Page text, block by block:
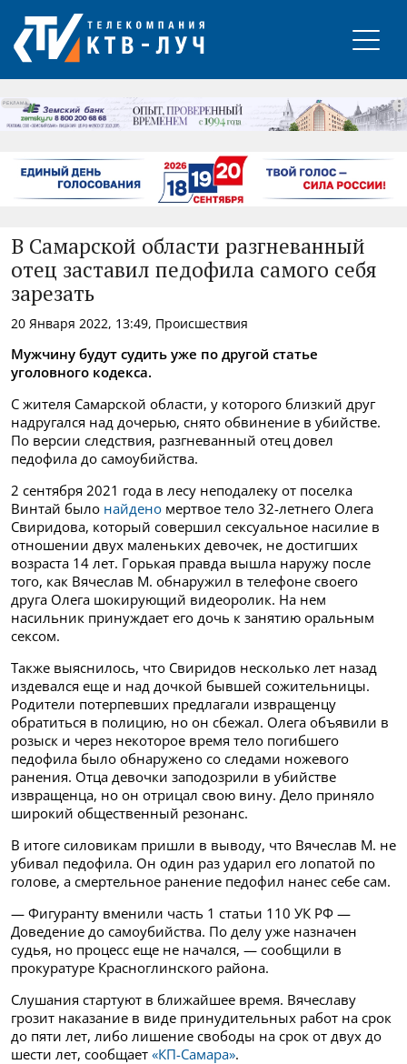
РЕКЛАМА
В Самарской области разгневанный
отец заставил педофила самого себя
зарезать
20 Января 2022, 13:49, Происшествия
Мужчину будут судить уже по другой статье
уголовного кодекса.
С жителя Самарской области, у которого близкий друг
надругался над дочерью, снято обвинение в убийстве.
По версии следствия, разгневанный отец довел
педофила до самоубийства.
2 сентября 2021 года в лесу неподалеку от поселка
Винтай было найдено мертвое тело 32-летнего Олега
Свиридова, который совершил сексуальное насилие в
отношении двух маленьких девочек, не достигших
возраста 14 лет. Горькая правда вышла наружу после
того, как Вячеслав М. обнаружил в телефоне своего
друга Олега шокирующий видеоролик. На нем
насильник принуждает его дочь к занятию оральным
сексом.
Также выяснилось, что Свиридов несколько лет назад
издевался еще и над дочкой бывшей сожительницы.
Родители потерпевших предлагали извращенцу
обратиться в полицию, но он сбежал. Олега объявили в
розыск и через некоторое время тело погибшего
педофила было обнаружено со следами ножевого
ранения. Отца девочки заподозрили в убийстве
извращенца, но он отрицал свою вину. Дело приняло
широкий общественный резонанс.
В итоге силовикам пришли в выводу, что Вячеслав М. не
убивал педофила. Он один раз ударил его лопатой по
голове, а смертельное ранение педофил нанес себе сам.
— Фигуранту вменили часть 1 статьи 110 УК РФ —
Доведение до самоубийства. По делу уже назначен
судья, но процесс еще не начался, — сообщили в
прокуратуре Красноглинского района.
Слушания стартуют в ближайшее время. Вячеславу
грозит наказание в виде принудительных работ на срок
до пяти лет, либо лишение свободы на срок от двух до
шести лет, сообщает «КП-Самара».